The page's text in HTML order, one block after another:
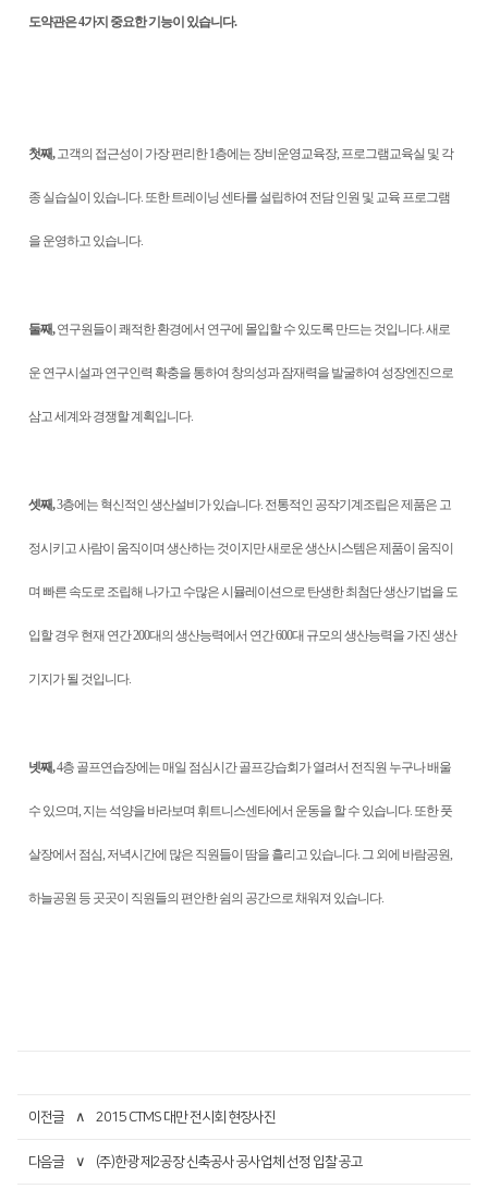
도약관은 4가지 중요한 기능이 있습니다.
첫째, 고객의 접근성이 가장 편리한 1층에는 장비운영교육장, 프로그램교육실 및 각
종 실습실이 있습니다. 또한 트레이닝 센타를 설립하여 전담 인원 및 교육 프로그램
을 운영하고 있습니다.
둘째, 연구원들이 쾌적한 환경에서 연구에 몰입할 수 있도록 만드는 것입니다. 새로
운 연구시설과 연구인력 확충을 통하여 창의성과 잠재력을 발굴하여 성장엔진으로
삼고 세계와 경쟁할 계획입니다.
셋째,3층에는 혁신적인 생산설비가 있습니다. 전통적인 공작기계조립은 제품은 고
정시키고 사람이 움직이며 생산하는 것이지만 새로운 생산시스템은 제품이 움직이
며 빠른 속도로 조립해 나가고 수많은 시뮬레이션으로 탄생한 최첨단 생산기법을 도
입할 경우 현재 연간 200대의 생산능력에서 연간 600대 규모의 생산능력을 가진 생산
기지가 될 것입니다.
넷째,4층 골프연습장에는 매일 점심시간 골프강습회가 열려서 전직원 누구나 배울
수 있으며, 지는 석양을 바라보며 휘트니스센타에서 운동을 할 수 있습니다. 또한 풋
살장에서 점심, 저녁시간에 많은 직원들이 땀을 흘리고 있습니다. 그 외에 바람공원,
하늘공원 등 곳곳이 직원들의 편안한 쉼의 공간으로 채워져 있습니다.
이전글 ∧ 2015 CTMS 대만 전시회 현장사진
다음글 ∨ (주)한광 제2공장 신축공사 공사업체 선정 입찰 공고